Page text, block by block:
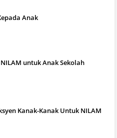
Anak
untuk Anak Sekolah
Kanak-Kanak Untuk NILAM